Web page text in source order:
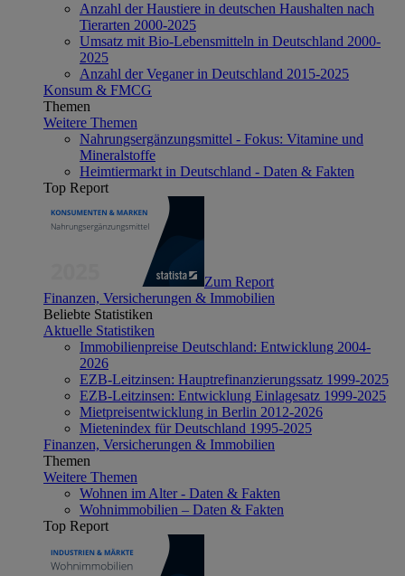
Anzahl der Haustiere in deutschen Haushalten nach
Tierarten 2000-2025
Umsatz mit Bio-Lebensmitteln in Deutschland 2000-
2025
Anzahl der Veganer in Deutschland 2015-2025
Konsum & FMCG
Themen
Weitere Themen
Nahrungsergänzungsmittel - Fokus: Vitamine und
Mineralstoffe
Heimtiermarkt in Deutschland - Daten & Fakten
Top Report
Zum Report
Finanzen, Versicherungen & Immobilien
Beliebte Statistiken
Aktuelle Statistiken
Immobilienpreise Deutschland: Entwicklung 2004-
2026
EZB-Leitzinsen: Hauptrefinanzierungssatz 1999-2025
EZB-Leitzinsen: Entwicklung Einlagesatz 1999-2025
Mietpreisentwicklung in Berlin 2012-2026
Mietenindex für Deutschland 1995-2025
Finanzen, Versicherungen & Immobilien
Themen
Weitere Themen
Wohnen im Alter - Daten & Fakten
Wohnimmobilien – Daten & Fakten
Top Report